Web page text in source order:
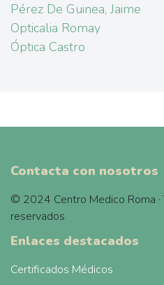
Pérez De Guinea, Jaime
Opticalia Romay
Óptica Castro
Contacta con nosotros
© 2024 Centro Medico Roma
reservados
Enlaces destacados
Certificados Médicos